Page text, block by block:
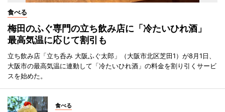
食べる
梅田のふぐ専門の立ち飲み店に「冷たいひれ酒」
最高気温に応じて割引も
立ち飲み店「立ち呑み 大阪ふぐ太郎」（大阪市北区芝田1）が8月1日、
大阪市の最高気温に連動して「冷たいひれ酒」の料金を割り引くサービ
スを始めた。
食べる